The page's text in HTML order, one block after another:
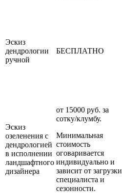
Эскиз
дендрологии
ручной
БЕСПЛАТНО
Эскиз
озеленения с
дендрологией
в исполнении
ландшафтного
дизайнера
от 15000 руб. за
сотку/клумбу.
Минимальная
стоимость
оговаривается
индивидуально и
зависит от загрузки
специалиста и
сезонности.